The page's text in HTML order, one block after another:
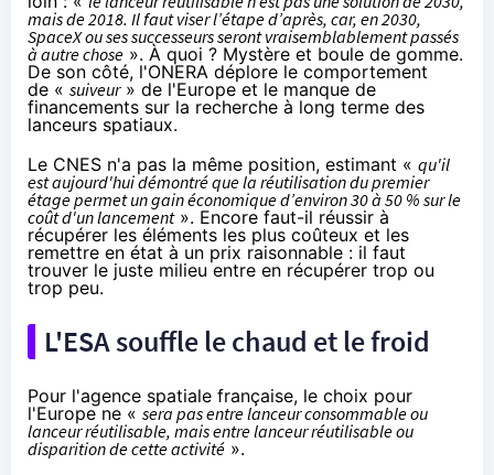
mais de 2018. Il faut viser l’étape d’après, car, en 2030,
SpaceX ou ses successeurs seront vraisemblablement passés
à autre chose ». À quoi ? Mystère et boule de gomme.
De son côté, l'ONERA déplore le comportement
de « suiveur» de l'Europe et le manque de
financements sur la recherche à long terme des
lanceurs spatiaux.
Le CNES n'a pas la même position, estimant « qu'il
est aujourd'hui démontré que la réutilisation du premier
étage permet un gain économique d’environ 30 à 50 % sur le
coût d'un lancement». Encore faut-il réussir à
récupérer les éléments les plus coûteux et les
remettre en état à un prix raisonnable : il faut
trouver le juste milieu entre en récupérer trop ou
trop peu.
L'ESA souffle le chaud et le froid
Pour l'agence spatiale française, le choix pour
l'Europe ne « sera pas entre lanceur consommable ou
lanceur réutilisable, mais entre lanceur réutilisable ou
disparition de cette activité ».